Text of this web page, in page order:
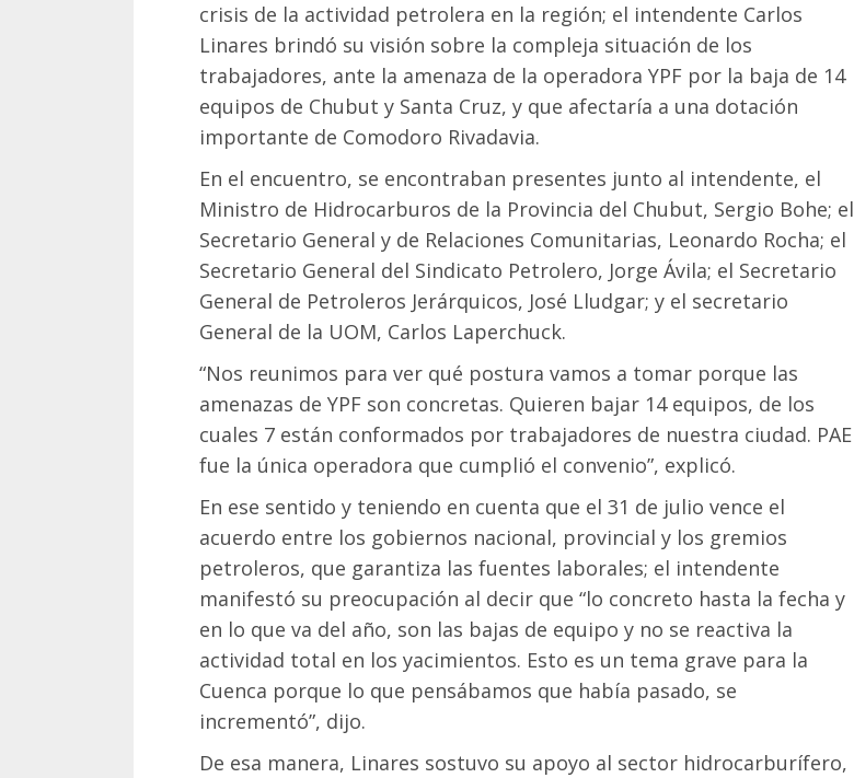
crisis de la actividad petrolera en la región; el intendente Carlos
Linares brindó su visión sobre la compleja situación de los
trabajadores, ante la amenaza de la operadora YPF por la baja de 14
equipos de Chubut y Santa Cruz, y que afectaría a una dotación
importante de Comodoro Rivadavia.
En el encuentro, se encontraban presentes junto al intendente, el
Ministro de Hidrocarburos de la Provincia del Chubut, Sergio Bohe; el
Secretario General y de Relaciones Comunitarias, Leonardo Rocha; el
Secretario General del Sindicato Petrolero, Jorge Ávila; el Secretario
General de Petroleros Jerárquicos, José Lludgar; y el secretario
General de la UOM, Carlos Laperchuck.
“Nos reunimos para ver qué postura vamos a tomar porque las
amenazas de YPF son concretas. Quieren bajar 14 equipos, de los
cuales 7 están conformados por trabajadores de nuestra ciudad. PAE
fue la única operadora que cumplió el convenio”, explicó.
En ese sentido y teniendo en cuenta que el 31 de julio vence el
acuerdo entre los gobiernos nacional, provincial y los gremios
petroleros, que garantiza las fuentes laborales; el intendente
manifestó su preocupación al decir que “lo concreto hasta la fecha y
en lo que va del año, son las bajas de equipo y no se reactiva la
actividad total en los yacimientos. Esto es un tema grave para la
Cuenca porque lo que pensábamos que había pasado, se
incrementó”, dijo.
De esa manera, Linares sostuvo su apoyo al sector hidrocarburífero,